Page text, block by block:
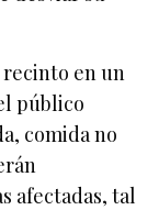
en un
público
comida no
afectadas, tal